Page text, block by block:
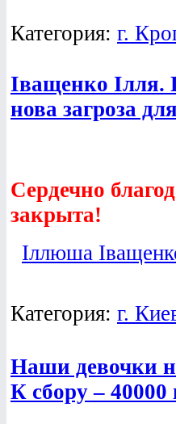
Категория: г.
Іващенко Ілля.
нова загроза
Сердечно
закрыта!
Іллюша
Категория: г.
Наши девочки
К сбору – 40000